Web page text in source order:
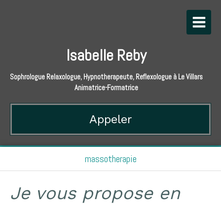
Isabelle Reby
Sophrologue Relaxologue, Hypnotherapeute, Reflexologue à Le Villars
Animatrice-Formatrice
Appeler
massotherapie
Je vous propose en